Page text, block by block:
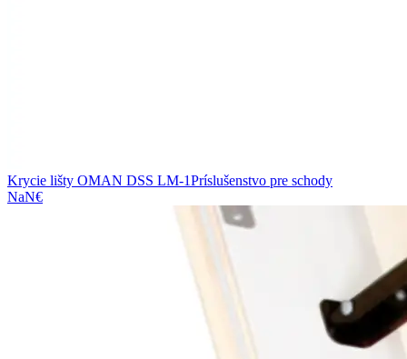
Krycie lišty OMAN DSS LM-1Príslušenstvo pre schody
NaN€